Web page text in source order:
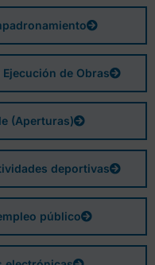
de Obras
(Aperturas)
deportivas
público